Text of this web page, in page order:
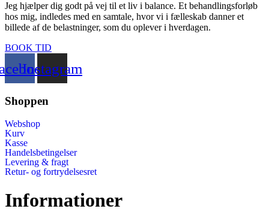
Jeg hjælper dig godt på vej til et liv i balance. Et behandlingsforløb
hos mig, indledes med en samtale, hvor vi i fælleskab danner et
billede af de belastninger, som du oplever i hverdagen.
BOOK TID
Instagram
Shoppen
Webshop
Kurv
Kasse
Handelsbetingelser
Levering & fragt
Retur- og fortrydelsesret
Informationer